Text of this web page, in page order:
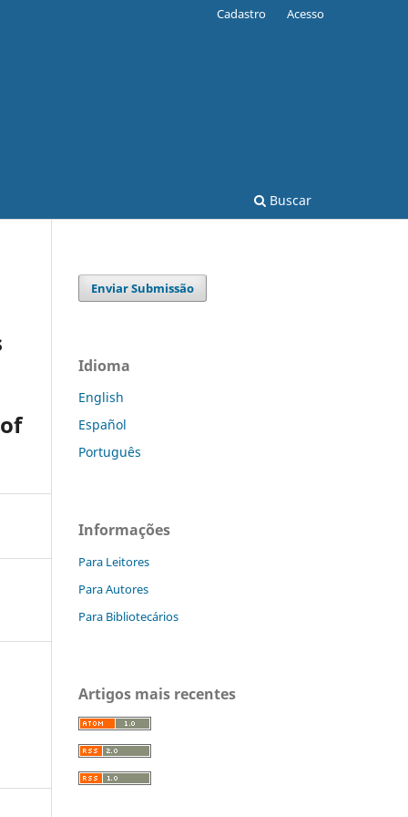
Buscar
Cadastro Acesso
Enviar Submissão
Idioma
English
Español
Português
Informações
Para Leitores
Para Autores
Para Bibliotecários
Artigos mais recentes